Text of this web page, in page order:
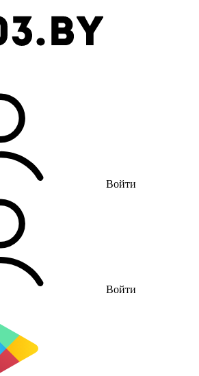
Войти
Войти